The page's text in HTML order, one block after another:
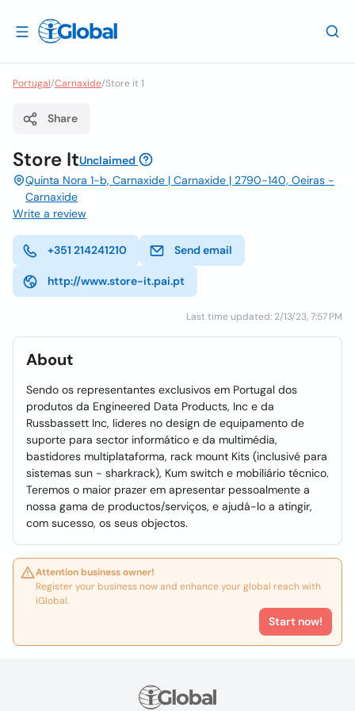
Portugal/Carnaxide/Store it 1
Share
Store ItUnclaimed
Quinta Nora 1-b, Carnaxide | Carnaxide | 2790-140, Oeiras -
Carnaxide
Write a review
+351 214241210 Send email
http://www.store-it.pai.pt
Last time updated: 2/13/23, 7:57 PM
About
Sendo os representantes exclusivos em Portugal dos
produtos da Engineered Data Products, Inc e da
Russbassett Inc, lideres no design de equipamento de
suporte para sector informático e da multimédia,
bastidores multiplataforma, rack mount Kits (inclusivé para
sistemas sun - sharkrack), Kum switch e mobiliário técnico.
Teremos o maior prazer em apresentar pessoalmente a
nossa gama de productos/serviços, e ajudá-lo a atingir,
com sucesso, os seus objectos.
Attention business owner!
Register your business now and enhance your global reach with
iGlobal.
Start now!